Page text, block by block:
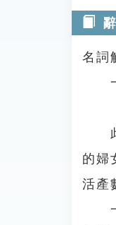
名詞
一
此
的婦
活產
一